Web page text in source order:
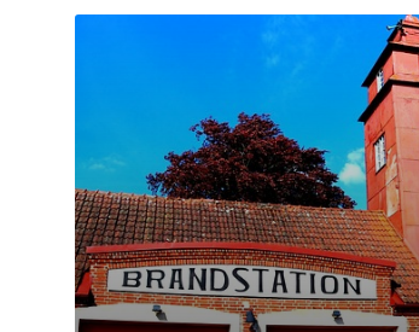
Mehr